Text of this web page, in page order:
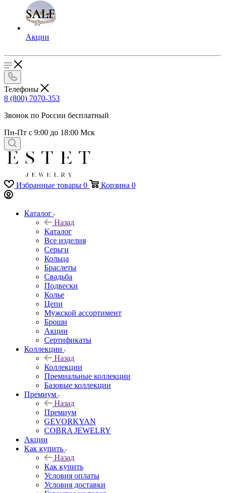
Акции
Телефоны
8 (800) 7070-353
Звонок по России бесплатный
Пн-Пт с 9:00 до 18:00 Мск
Избранные товары 0 Корзина 0
Каталог
Назад
Каталог
Все изделия
Серьги
Кольца
Браслеты
Свадьба
Подвески
Колье
Цепи
Мужской ассортимент
Броши
Акции
Сертификаты
Коллекции
Назад
Коллекции
Премиальные коллекции
Базовые коллекции
Премиум
Назад
Премиум
GEVORKYAN
COBRA JEWELRY
Акции
Как купить
Назад
Как купить
Условия оплаты
Условия доставки